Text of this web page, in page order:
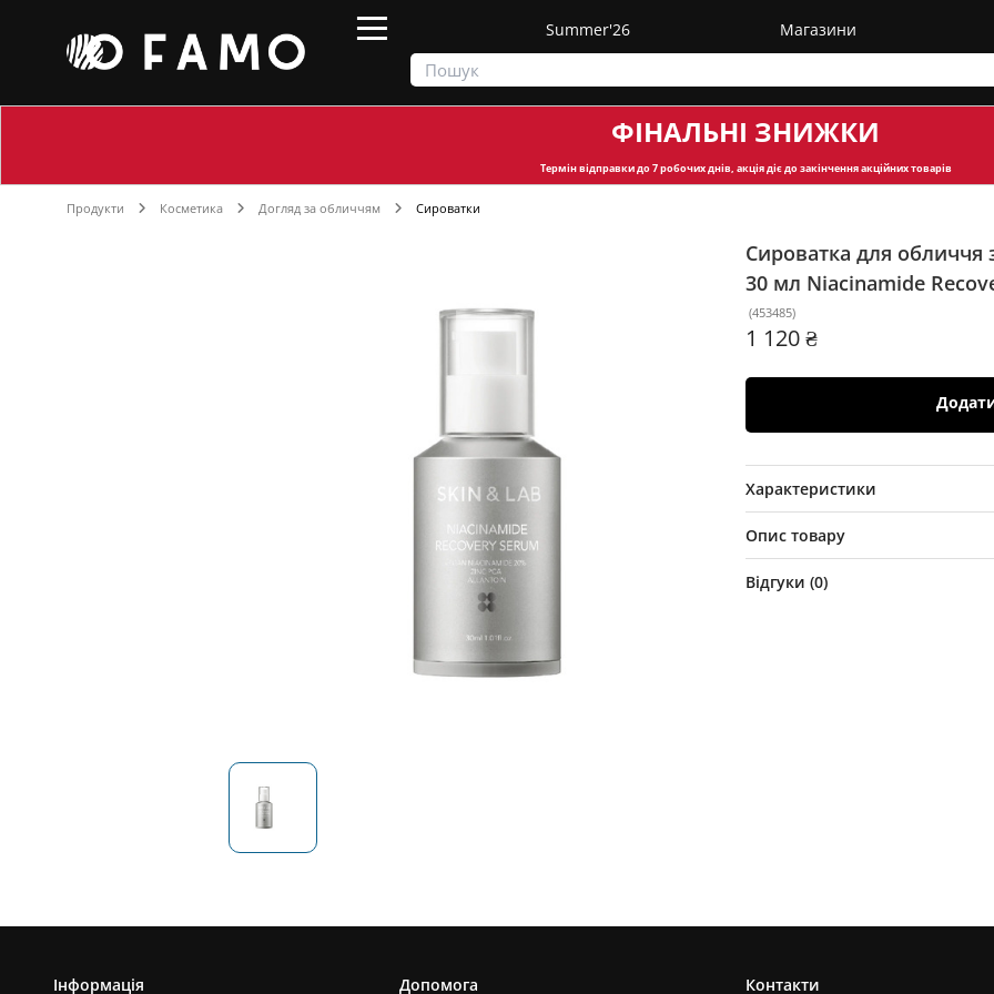
Summer'26 Магазини
ФІНАЛЬНІ ЗНИЖКИ
Термін відправкидо 7 робочих днів, акція діє до закінчення акційних товарів
Продукти Косметика Догляд за обличчям Сироватки
Сироватка для обличчя
30 мл Niacinamide
(453485)
1 120 ₴
Характеристики
Опис товару
Відгуки (0)
Інформація Допомога Контакти